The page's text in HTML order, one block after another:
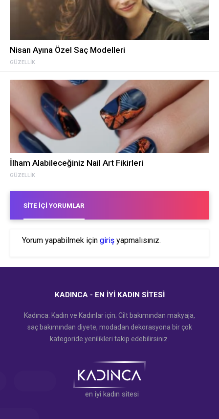
GÜZELLIK
Nisan Ayına Özel Saç Modelleri
GÜZELLIK
İlham Alabileceğiniz Nail Art Fikirleri
SITE İÇI YORUMLAR
Yorum yapabilmek için giriş yapmalısınız.
KADINCA - EN İYI KADIN SITESI
Kadınca: Kadın ve Kadınlar için; Cilt bakımından makyaja,
saç bakımından diyete, modadan dekorasyona bir çok
kategoride yenilikleri takip edebilirsiniz.
en iyi kadın sitesi